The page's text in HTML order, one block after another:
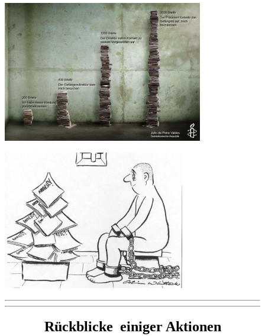
Rückblicke einiger Aktionen